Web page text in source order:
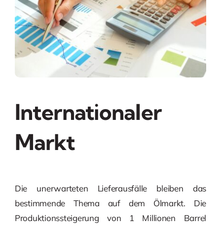
Internationaler
Markt
Die unerwarteten Lieferausfälle bleiben das
bestimmende Thema auf dem Ölmarkt. Die
Produktionssteigerung von 1 Millionen Barrel